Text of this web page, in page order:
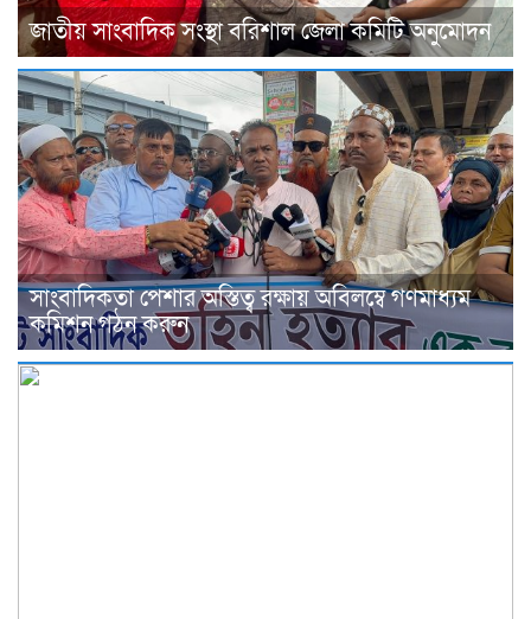
জাতীয় সাংবাদিক সংস্থা বরিশাল জেলা কমিটি অনুমোদন
সাংবাদিকতা পেশার অস্তিত্ব রক্ষায় অবিলম্বে গণমাধ্যম
কমিশন গঠন করুন